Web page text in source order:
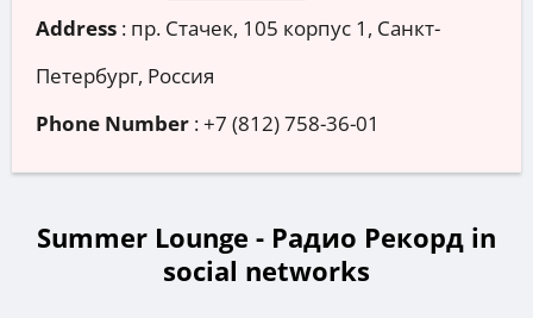
Address : пр. Стачек, 105 корпус 1, Санкт-
Петербург, Россия
Phone Number :+7 (812) 758-36-01
Summer Lounge - Радио Рекорд in
social networks